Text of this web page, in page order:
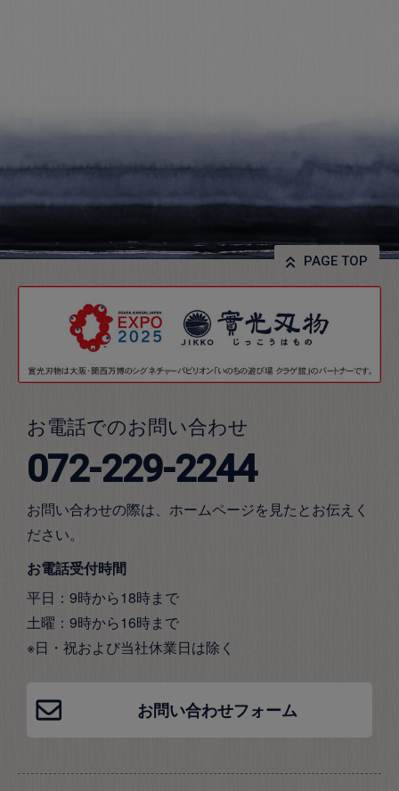
PAGE TOP
お電話でのお問い合わせ
072-229-2244
お問い合わせの際は、ホームページを見たとお伝えく
ださい。
お電話受付時間
平日：9時から18時まで
土曜：9時から16時まで
※日・祝および当社休業日は除く
お問い合わせフォーム